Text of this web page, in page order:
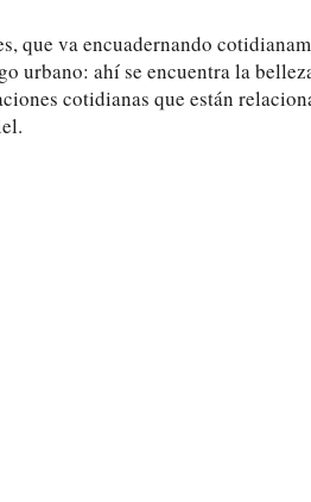
que va encuadernando
urbano: ahí se encuentra la
cotidianas que están